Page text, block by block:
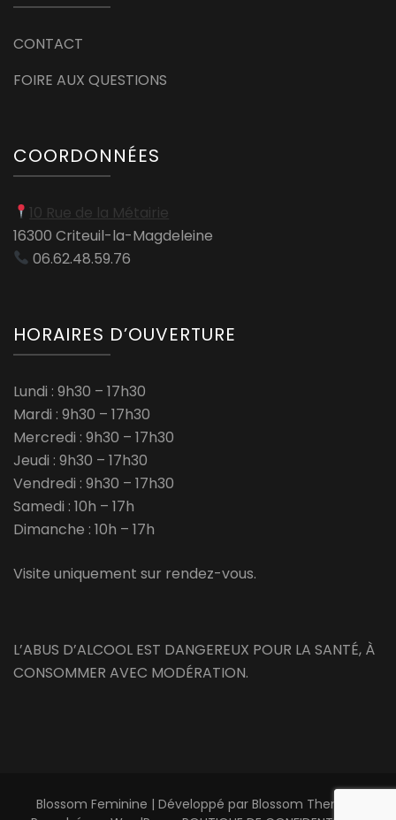
CONTACT
FOIRE AUX QUESTIONS
COORDONNÉES
10 Rue de la Métairie
16300 Criteuil-la-Magdeleine
06.62.48.59.76
HORAIRES D’OUVERTURE
Lundi : 9h30 – 17h30
Mardi : 9h30 – 17h30
Mercredi : 9h30 – 17h30
Jeudi : 9h30 – 17h30
Vendredi : 9h30 – 17h30
Samedi : 10h – 17h
Dimanche : 10h – 17h
Visite uniquement sur rendez-vous.
L’ABUS D’ALCOOL EST DANGEREUX POUR LA SANTÉ, À
CONSOMMER AVEC MODÉRATION.
Blossom Feminine | Développé par Blossom Themes